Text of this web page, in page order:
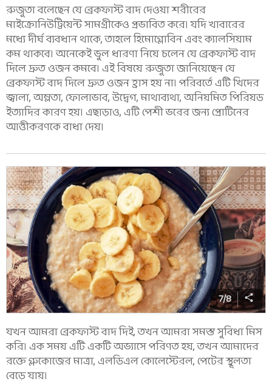
রুজুতা বলেছেন যে ব্রেকফাস্ট বাদ দেওয়া শরীরের
মাইক্রোনিউট্রিয়েন্ট সামগ্রীকেও প্রভাবিত করে। যদি খাবারের
মধ্যে দীর্ঘ ব্যবধান থাকে, তাহলে হিমোগ্লোবিন এবং ক্যালসিয়াম
কম থাকবে। অনেকেই ভুল ধারণা নিয়ে চলেন যে ব্রেকফাস্ট বাদ
দিলে দ্রুত ওজন কমবে। এই বিষয়ে রুজুতা জানিয়েছেন যে
ব্রেকফাস্ট বাদ দিলে দ্রুত ওজন হ্রাস হয় না। পরিবর্তে এটি খিদের
জ্বালা, অম্লতা, ফোলাভাব, উদ্বেগ, মাথাব্যথা, অনিয়মিত পিরিয়ড
ইত্যাদির কারণ হয়। এছাড়াও, এটি পেশী ভরের জন্য প্রোটিনের
আত্তীকরণকে বাধা দেয়।
7/8
যখন আমরা ব্রেকফাস্ট বাদ দিই, তখন আমরা সমস্ত সুবিধা মিস
করি। এক সময় এটি একটি অভ্যাসে পরিণত হয়, তখন আমাদের
রক্তে গ্লুকোজের মাত্রা, এলডিএল কোলেস্টেরল, পেটের স্থূলতা
বেড়ে যায়।